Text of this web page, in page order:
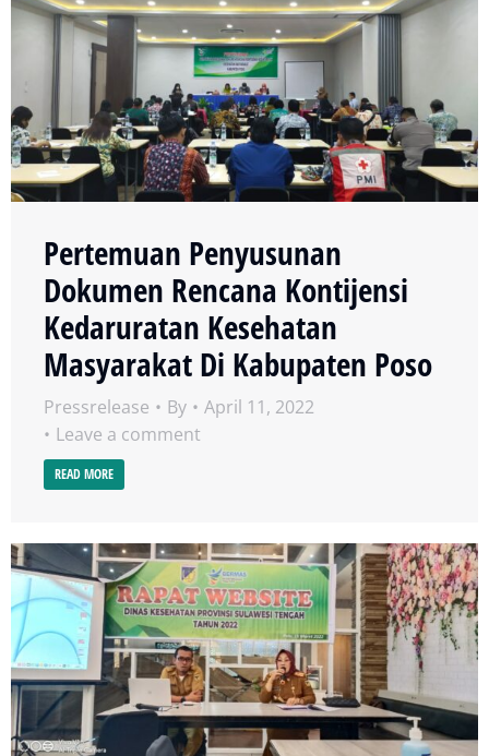
Pertemuan Penyusunan
Dokumen Rencana Kontijensi
Kedaruratan Kesehatan
Masyarakat Di Kabupaten Poso
Pressrelease By
April 11, 2022
Leave a comment
READ MORE